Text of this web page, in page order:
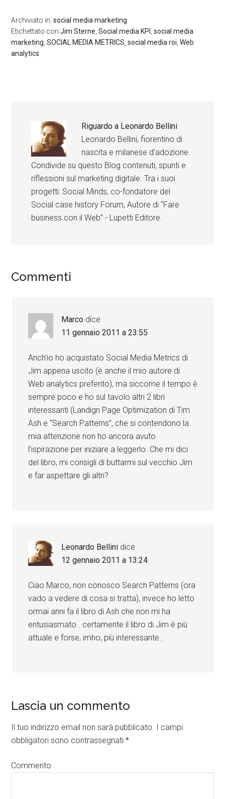
Archiviato in:social media marketing
Etichettato con:Jim Sterne ,Social media KPI ,social media
marketing ,SOCIAL MEDIA METRICS ,social media roi ,Web
analytics
Riguardo a Leonardo Bellini
Leonardo Bellini, fiorentino di
nascita e milanese d'adozione.
Condivide su questo Blog contenuti, spunti e
riflessioni sul marketing digitale. Tra i suoi
progetti: Social Minds, co-fondatore del
Social case history Forum, Autore di "Fare
business con il Web" - Lupetti Editore.
Commenti
Marco dice
11 gennaio 2011 a 23:55
Anch’io ho acquistato Social Media Metrics di
Jim appena uscito (è anche il mio autore di
Web analytics preferito), ma siccome il tempo è
sempre poco e ho sul tavolo altri 2 libri
interessanti (Landign Page Optimization di Tim
Ash e “Search Patterns”, che si contendono la
mia attenzione non ho ancora avuto
l’ispirazione per iniziare a leggerlo. Che mi dici
del libro, mi consigli di buttarmi sul vecchio Jim
e far aspettare gli altri?
Leonardo Bellini dice
12 gennaio 2011 a 13:24
Ciao Marco, non conosco Search Patterns (ora
vado a vedere di cosa si tratta), invece ho letto
ormai anni fa il libro di Ash che non mi ha
entusiasmato.. certamente il libro di Jim è più
attuale e forse, imho, più interessante..
Lascia un commento
Il tuo indirizzo email non sarà pubblicato. I campi
obbligatori sono contrassegnati*
Commento